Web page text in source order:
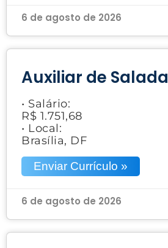
6 de agosto de 2026
Auxiliar de Salada
• Salário:
R$ 1.751,68
• Local:
Brasília, DF
Enviar Currículo »
6 de agosto de 2026